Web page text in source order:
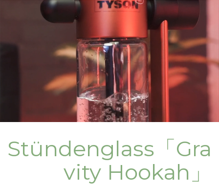
Stündenglass「Gra
vity Hookah」